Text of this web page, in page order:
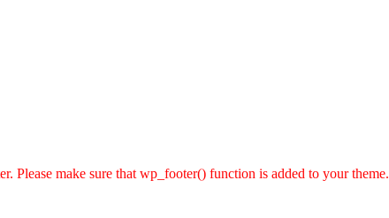
Please make sure that wp_footer() function is added to your theme.